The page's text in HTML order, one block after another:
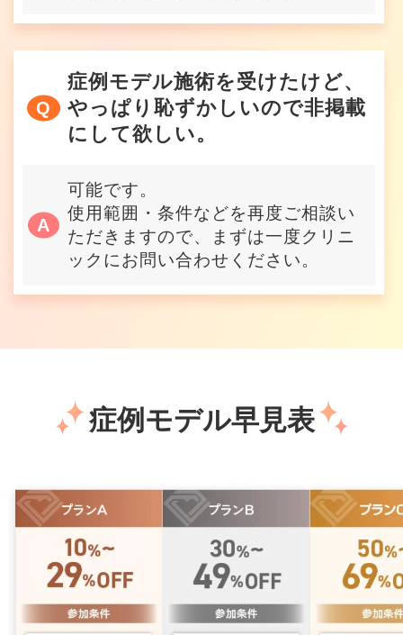
症例モデル施術を受けたけど、
やっぱり恥ずかしいので非掲載
にして欲しい。
可能です。
使用範囲・条件などを再度ご相談い
ただきますので、まずは一度クリニ
ックにお問い合わせください。
症例モデル早見表